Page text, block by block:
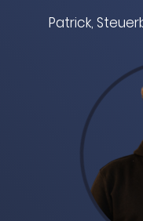
Patrick,